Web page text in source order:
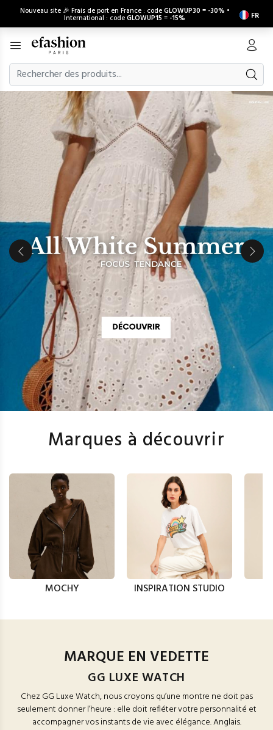
Nouveau site 🎉 Frais de port en France : codeGLOWUP30 = -30% •
International : codeGLOWUP15 = -15% FR
Marques à découvrir
MOCHY INSPIRATION STUDIO
MARQUE EN VEDETTE
GG LUXE WATCH
Chez GG Luxe Watch, nous croyons qu’une montre ne doit pas
seulement donner l’heure : elle doit refléter votre personnalité et
accompagner vos instants de vie avec élégance. Anglais.